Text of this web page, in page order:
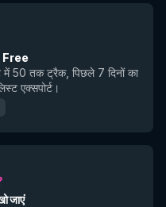
Free
में 50 तक ट्रैक, पिछले 7 दिनों का
एक्सपोर्ट।
जाएं